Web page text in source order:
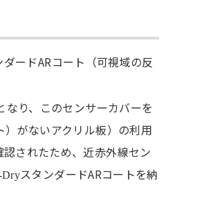
ダードARコート（可視域の反
り、このセンサーカバーを
がないアクリル板）の利用
されたため、近赤外線セン
DryスタンダードARコートを納